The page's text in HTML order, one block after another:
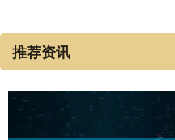
推荐资讯